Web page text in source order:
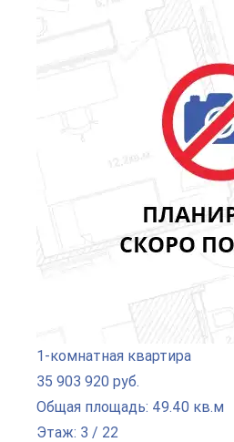
1-комнатная квартира
35 903 920 руб.
Общая площадь: 49.40 кв.м
Этаж: 3 / 22